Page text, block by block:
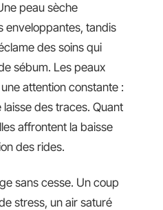
peau sèche
enveloppantes, tandis
des soins qui
sébum. Les peaux
attention constante :
des traces. Quant
affrontent la baisse
des rides.
sans cesse. Un coup
stress, un air saturé